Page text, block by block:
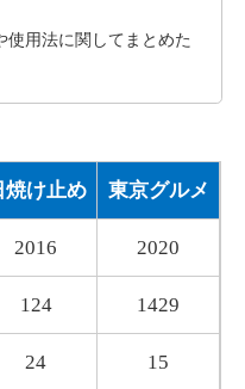
る
使用法に関してまとめた
焼け止め 東京グルメ
2016 2020
124 1429
24 15